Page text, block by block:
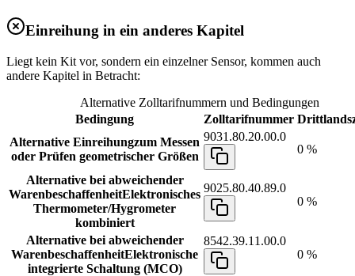
Einreihung in ein anderes Kapitel
Liegt kein Kit vor, sondern ein einzelner Sensor, kommen auch
andere Kapitel in Betracht:
Alternative Zolltarifnummern und Bedingungen
Bedingung
Zolltarifnummer
Alternative Einreihungzum Messen
oder Prüfen geometrischer Größen
9031.80.20.00.0
0 %
Alternative bei abweichender
WarenbeschaffenheitElektronisches
Thermometer/Hygrometer
kombiniert
9025.80.40.89.0
0 %
Alternative bei abweichender
WarenbeschaffenheitElektronische
integrierte Schaltung (MCO)
8542.39.11.00.0
0 %